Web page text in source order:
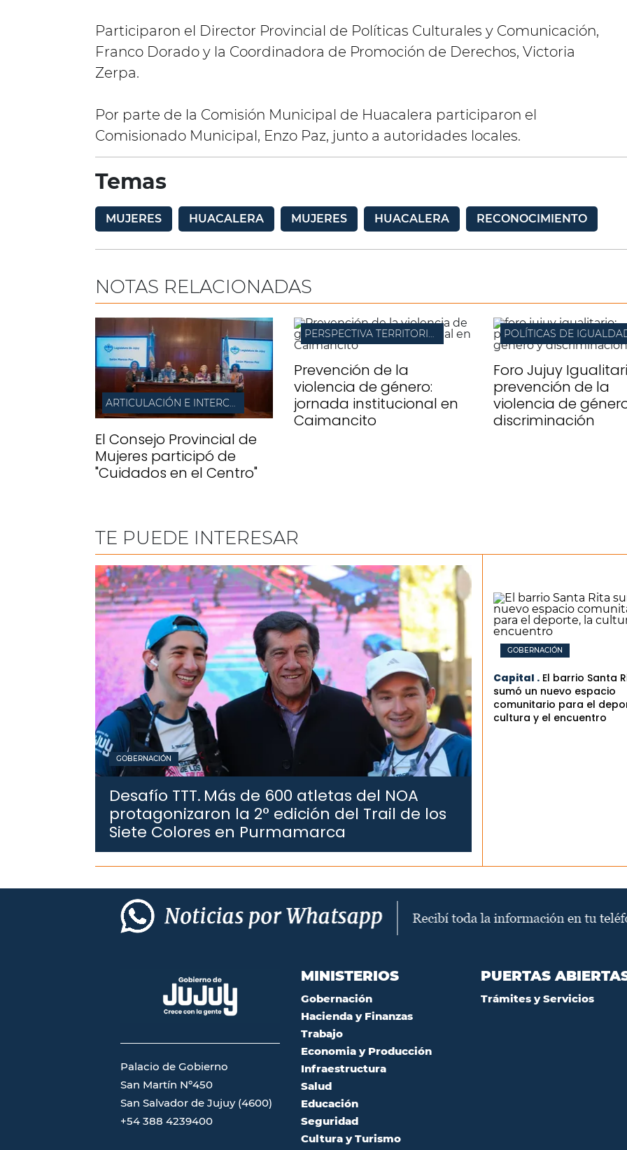
Participaron el Director Provincial de Políticas Culturales y Comunicación,
Franco Dorado y la Coordinadora de Promoción de Derechos, Victoria
Zerpa.
Por parte de la Comisión Municipal de Huacalera participaron el
Comisionado Municipal, Enzo Paz, junto a autoridades locales.
Temas
MUJERES HUACALERA MUJERES HUACALERA RECONOCIMIENTO
NOTAS RELACIONADAS
El Consejo Provincial de
Mujeres participó de
"Cuidados en el Centro"
PERSPECTIVA TERRITORIAL
Prevención de la
violencia de género:
jornada institucional en
Caimancito
POLÍTICAS DE
Foro Jujuy
prevención de la
violencia de
discriminación
TE PUEDE INTERESAR
GOBERNACIÓN
Desafío TTT. Más de 600 atletas del NOA
protagonizaron la 2° edición del Trail de los
Siete Colores en Purmamarca
GOBERNACIÓN
Capital . El barrio Santa
sumó un nuevo espacio
comunitario para el
cultura y el encuentro
Palacio de Gobierno
San Martín Nº450
San Salvador de Jujuy (4600)
+54 388 4239400
MINISTERIOS
Gobernación
Hacienda y Finanzas
Trabajo
Economia y Producción
Infraestructura
Salud
Educación
Seguridad
Cultura y Turismo
PUERTAS
Trámites y Servicios